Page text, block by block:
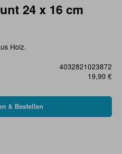
24 x 16 cm
Holz.
4032821023872
19,90 €